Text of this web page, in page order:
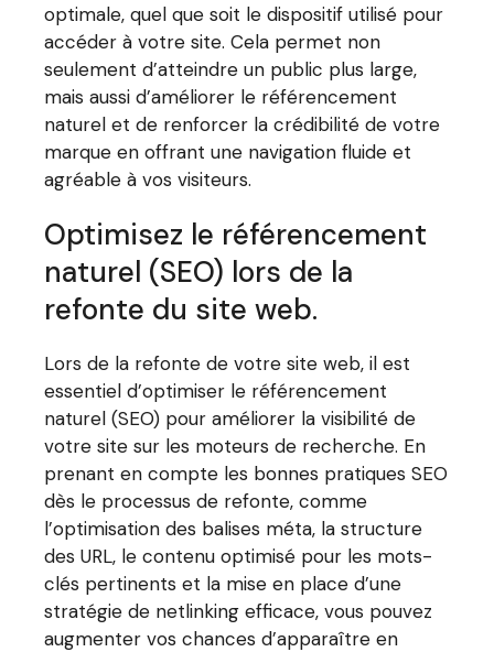
optimale, quel que soit le dispositif utilisé pour
accéder à votre site. Cela permet non
seulement d’atteindre un public plus large,
mais aussi d’améliorer le référencement
naturel et de renforcer la crédibilité de votre
marque en offrant une navigation fluide et
agréable à vos visiteurs.
Optimisez le référencement
naturel (SEO) lors de la
refonte du site web.
Lors de la refonte de votre site web, il est
essentiel d’optimiser le référencement
naturel (SEO) pour améliorer la visibilité de
votre site sur les moteurs de recherche. En
prenant en compte les bonnes pratiques SEO
dès le processus de refonte, comme
l’optimisation des balises méta, la structure
des URL, le contenu optimisé pour les mots-
clés pertinents et la mise en place d’une
stratégie de netlinking efficace, vous pouvez
augmenter vos chances d’apparaître en